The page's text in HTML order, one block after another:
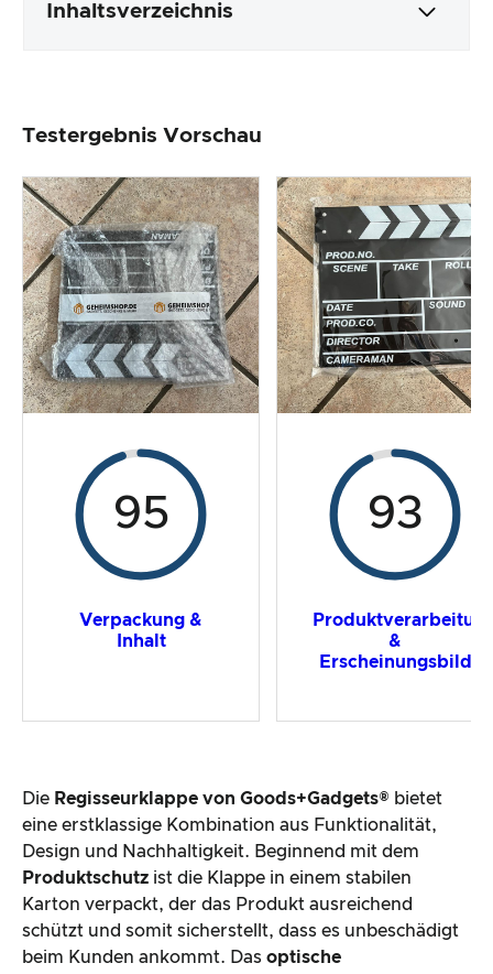
Inhaltsverzeichnis
Produktverarbeitung & Erscheinungsbild
Der Praxistest
Preis-/ Leistungsverhältnis
Gesamtergebnis
Testergebnis Vorschau
95
Verpackung &
Inhalt
93
&
Erscheinungsbild
Die Regisseurklappe von Goods+Gadgets® bietet
eine erstklassige Kombination aus Funktionalität,
Design und Nachhaltigkeit. Beginnend mit dem
Produktschutz ist die Klappe in einem stabilen
Karton verpackt, der das Produkt ausreichend
schützt und somit sicherstellt, dass es unbeschädigt
beim Kunden ankommt. Das optische